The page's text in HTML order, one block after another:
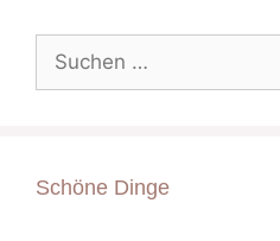
nach:
Schöne Dinge